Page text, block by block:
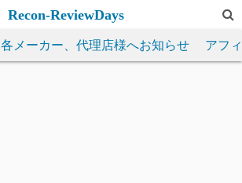
Recon-ReviewDays
各メーカー、代理店様へお知らせ アフ